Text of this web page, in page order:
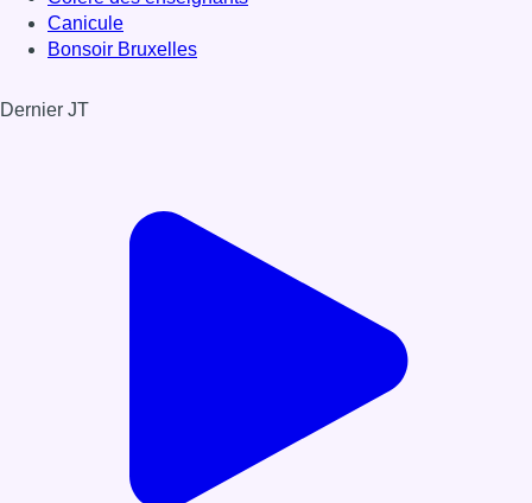
Canicule
Bonsoir Bruxelles
Dernier JT